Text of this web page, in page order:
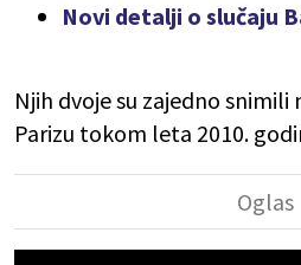
Novi detalji o slučaju
Njih dvoje su zajedno
Parizu tokom leta 2010.